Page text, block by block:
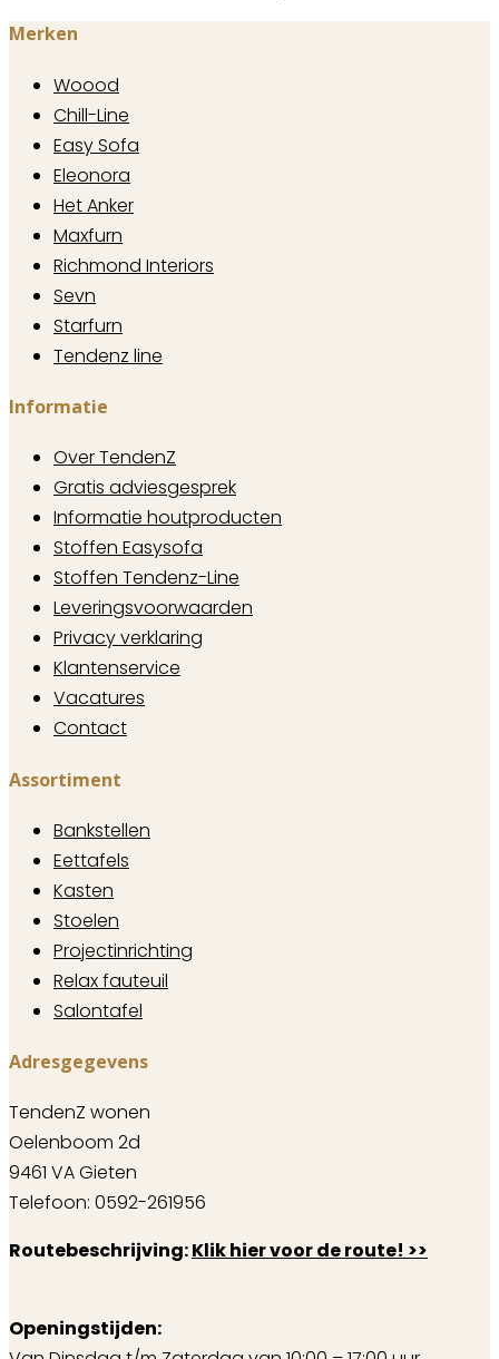
Merken
Woood
Chill-Line
Easy Sofa
Eleonora
Het Anker
Maxfurn
Richmond Interiors
Sevn
Starfurn
Tendenz line
Informatie
Over TendenZ
Gratis adviesgesprek
Informatie houtproducten
Stoffen Easysofa
Stoffen Tendenz-Line
Leveringsvoorwaarden
Privacy verklaring
Klantenservice
Vacatures
Contact
Assortiment
Bankstellen
Eettafels
Kasten
Stoelen
Projectinrichting
Relax fauteuil
Salontafel
Adresgegevens
TendenZ wonen
Oelenboom 2d
9461 VA Gieten
Telefoon: 0592-261956
Routebeschrijving:Klik hier voor de route! >>
Openingstijden: